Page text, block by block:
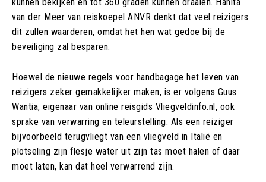
van der Meer van reiskoepel ANVR denkt dat veel reizigers
dit zullen waarderen, omdat het hen wat gedoe bij de
beveiliging zal besparen.
Hoewel de nieuwe regels voor handbagage het leven van
reizigers zeker gemakkelijker maken, is er volgens Guus
Wantia, eigenaar van online reisgids Vliegveldinfo.nl, ook
sprake van verwarring en teleurstelling. Als een reiziger
bijvoorbeeld terugvliegt van een vliegveld in Italië en
plotseling zijn flesje water uit zijn tas moet halen of daar
moet laten, kan dat heel verwarrend zijn.